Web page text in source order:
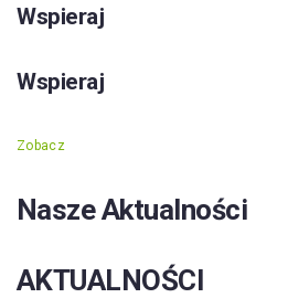
Wspieraj
Wspieraj
Zobacz
Nasze Aktualności
AKTUALNOŚCI